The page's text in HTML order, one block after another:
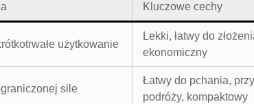
Kluczowe cechy
użytkowanie
Lekki, łatwy do
ekonomiczny
sile
Łatwy do pchania,
podróży, kompaktowy